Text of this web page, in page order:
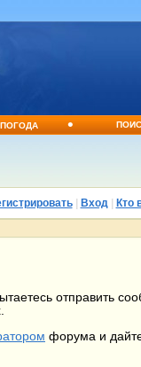
ПОГОДА •
| Вход| Кто
отправить
форума и